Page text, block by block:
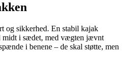
og sikkerhed. En stabil kajak
midt i sædet, med vægten jævnt
i benene – de skal støtte, men